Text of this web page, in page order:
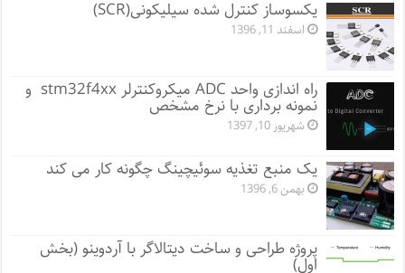
یکسوساز کنترل شده سیلیکونی(SCR)
اسفند 11, 1396
راه اندازی واحد ADC میکروکنترلر stm32f4xx و
نمونه برداری با نرخ مشخص
شهریور 10, 1397
یک منبع تغذیه سوئیچینگ چگونه کار می کند
بهمن 6, 1396
پروژه طراحی و ساخت دیتالاگر با آردوینو (بخش
اول)